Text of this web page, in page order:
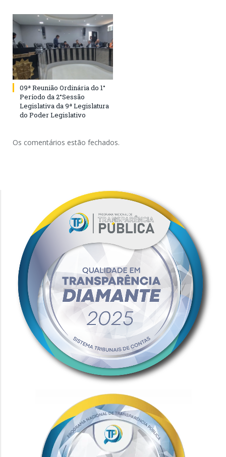
09ª Reunião Ordinária do 1°
Período da 2°Sessão
Legislativa da 9ª Legislatura
do Poder Legislativo
Os comentários estão fechados.